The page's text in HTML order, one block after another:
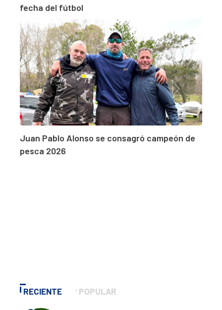
fecha del fútbol
Juan Pablo Alonso se consagró campeón de
pesca 2026
RECIENTE POPULAR